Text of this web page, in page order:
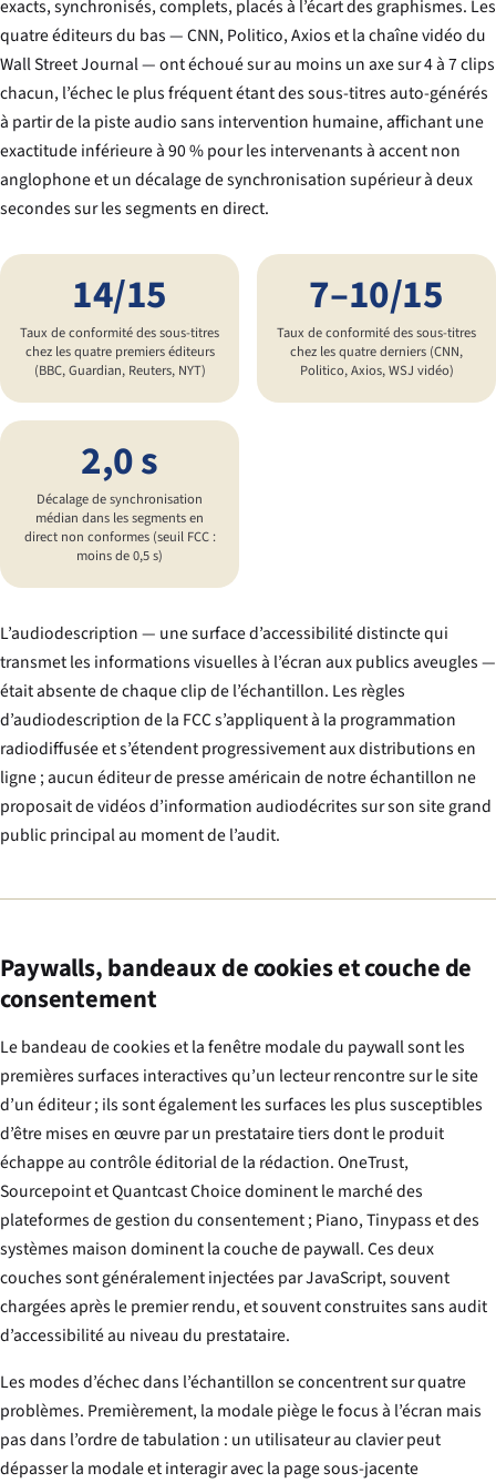
exacts, synchronisés, complets, placés à l’écart des graphismes. Les
quatre éditeurs du bas — CNN, Politico, Axios et la chaîne vidéo du
Wall Street Journal — ont échoué sur au moins un axe sur 4 à 7 clips
chacun, l’échec le plus fréquent étant des sous-titres auto-générés
à partir de la piste audio sans intervention humaine, affichant une
exactitude inférieure à 90 % pour les intervenants à accent non
anglophone et un décalage de synchronisation supérieur à deux
secondes sur les segments en direct.
14/15
Taux de conformité des sous-titres
chez les quatre premiers éditeurs
(BBC, Guardian, Reuters, NYT)
7–10/15
Taux de conformité des sous-titres
chez les quatre derniers (CNN,
Politico, Axios, WSJ vidéo)
2,0 s
Décalage de synchronisation
médian dans les segments en
direct non conformes (seuil FCC :
moins de 0,5 s)
L’audiodescription — une surface d’accessibilité distincte qui
transmet les informations visuelles à l’écran aux publics aveugles —
était absente de chaque clip de l’échantillon. Les règles
d’audiodescription de la FCC s’appliquent à la programmation
radiodiffusée et s’étendent progressivement aux distributions en
ligne ; aucun éditeur de presse américain de notre échantillon ne
proposait de vidéos d’information audiodécrites sur son site grand
public principal au moment de l’audit.
Paywalls, bandeaux de cookies et couche de
consentement
Le bandeau de cookies et la fenêtre modale du paywall sont les
premières surfaces interactives qu’un lecteur rencontre sur le site
d’un éditeur ; ils sont également les surfaces les plus susceptibles
d’être mises en œuvre par un prestataire tiers dont le produit
échappe au contrôle éditorial de la rédaction. OneTrust,
Sourcepoint et Quantcast Choice dominent le marché des
plateformes de gestion du consentement ; Piano, Tinypass et des
systèmes maison dominent la couche de paywall. Ces deux
couches sont généralement injectées par JavaScript, souvent
chargées après le premier rendu, et souvent construites sans audit
d’accessibilité au niveau du prestataire.
Les modes d’échec dans l’échantillon se concentrent sur quatre
problèmes. Premièrement, la modale piège le focus à l’écran mais
pas dans l’ordre de tabulation : un utilisateur au clavier peut
dépasser la modale et interagir avec la page sous-jacente